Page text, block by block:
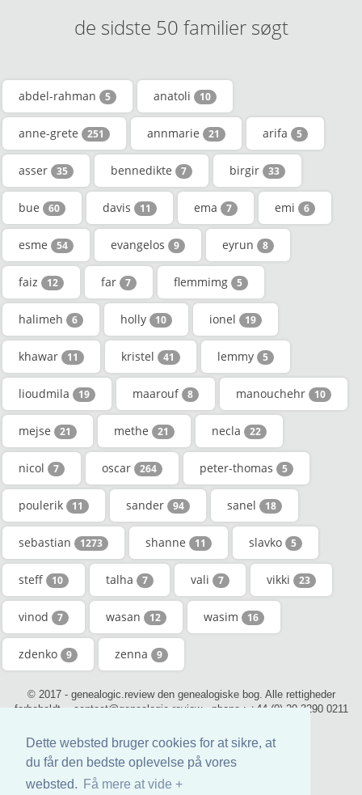
Dette websted bruger cookies for at sikre, at
du får den bedste oplevelse på vores
websted.
Få mere at vide +
de sidste 50 familier søgt
abdel-rahman 5 anatoli 10
anne-grete 251 annmarie 21 arifa 5
asser 35 bennedikte 7 birgir 33
bue 60 davis 11 ema 7 emi 6
esme 54 evangelos 9 eyrun 8
faiz 12 far 7 flemmimg 5
halimeh 6 holly 10 ionel 19
khawar 11 kristel 41 lemmy 5
lioudmila 19 maarouf 8 manouchehr 10
mejse 21 methe 21 necla 22
nicol 7 oscar 264 peter-thomas 5
poulerik 11 sander 94 sanel 18
sebastian 1273 shanne 11 slavko 5
steff 10 talha 7 vali 7 vikki 23
vinod 7 wasan 12 wasim 16
zdenko 9 zenna 9
© 2017 - genealogic.review den genealogiske bog. Alle rettigheder
forbeholdt. - contact@genealogic.review - phone : +44 (0) 20 3290 0211